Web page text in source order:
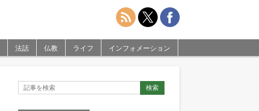
法話 仏教 ライフ インフォメーション